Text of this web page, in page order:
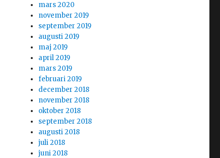
mars 2020
november 2019
september 2019
augusti 2019
maj 2019
april 2019
mars 2019
februari 2019
december 2018
november 2018
oktober 2018
september 2018
augusti 2018
juli 2018
juni 2018